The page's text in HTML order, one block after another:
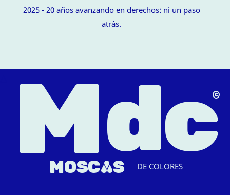
2025 - 20 años avanzando en derechos: ni un paso
atrás.
Mdc
MOSCAS DE COLORES